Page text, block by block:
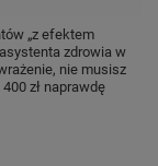
jego
„z efektem
zdrowia w
nie musisz
zł naprawdę